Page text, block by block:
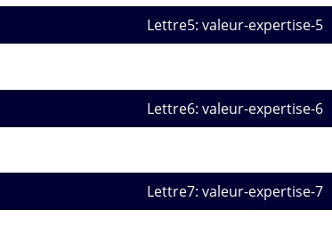
Lettre5: valeur-expertise-5
Lettre6: valeur-expertise-6
Lettre7: valeur-expertise-7